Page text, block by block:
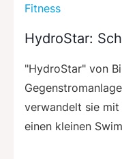
Fitness
HydroStar:
"HydroStar" von
verwandelt sie
einen kleinen